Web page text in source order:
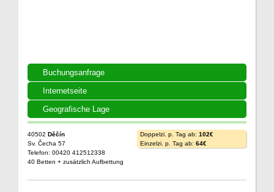
Buchungsanfrage
Internetseite
Geografische Lage
40502 Děčín
Sv. Čecha 57
Telefon: 00420 412512338
40 Betten + zusätzlich Aufbettung
Doppelzi. p. Tag ab: 102€
Einzelzi. p. Tag ab: 64€